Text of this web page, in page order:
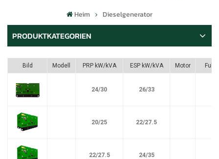
Heim Dieselgenerator
PRODUKTKATEGORIEN
Bild Modell PRP kW/kVA ESP kW/kVA Motor Fule
24/30 26/33
20/25 22/27.5
22/27.5 24/35